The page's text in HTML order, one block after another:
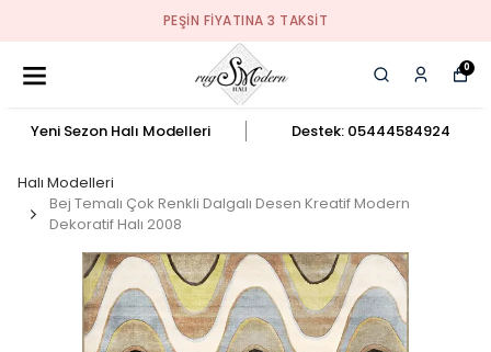
PEŞIN FIYATINA 3 TAKSIT
0
Yeni Sezon Halı Modelleri Destek: 05444584924
Halı Modelleri
Bej Temalı Çok Renkli Dalgalı Desen Kreatif Modern
Dekoratif Halı 2008